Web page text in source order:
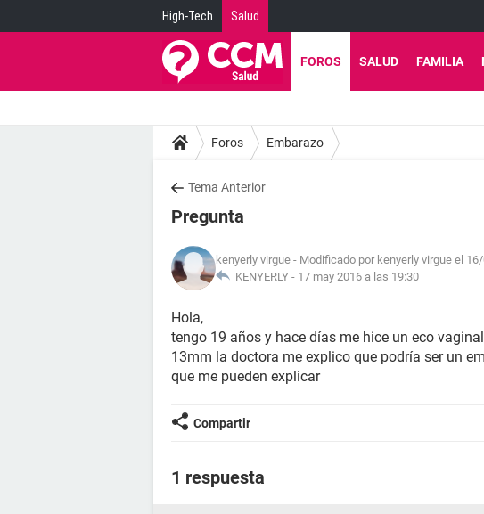
High-Tech Salud
FOROS SALUD FAMILIA
Foros Embarazo
Tema Anterior
Pregunta
kenyerly virgue - Modificado por kenyerly virgue el
KENYERLY - 17 may 2016 a las 19:30
Hola,
tengo 19 años y hace días me hice un eco
13mm la doctora me explico que podría ser un
que me pueden explicar
Compartir
1 respuesta